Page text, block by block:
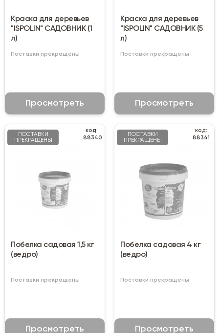
Краска для деревьев
"ISPOLIN" САДОВНИК (1
л)
Поставки прекращены
Просмотреть
Краска для деревьев
"ISPOLIN" САДОВНИК (5
л)
Поставки прекращены
Просмотреть
ПОСТАВКИ
ПРЕКРАЩЕНЫ
код:
88340
Побелка садовая 1,5 кг
(ведро)
Поставки прекращены
Просмотреть
ПОСТАВКИ
ПРЕКРАЩЕНЫ
код:
88341
Побелка садовая 4 кг
(ведро)
Поставки прекращены
Просмотреть